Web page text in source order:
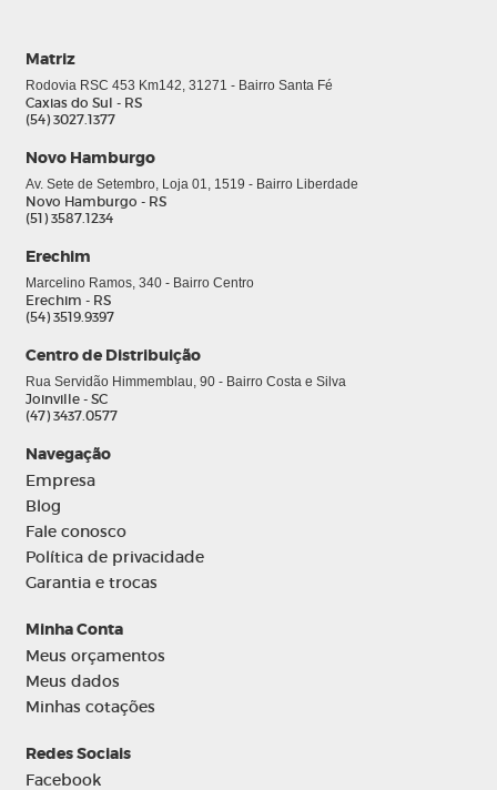
Matriz
Rodovia RSC 453 Km142, 31271 - Bairro Santa Fé
Caxias do Sul - RS
(54) 3027.1377
Novo Hamburgo
Av. Sete de Setembro, Loja 01, 1519 - Bairro Liberdade
Novo Hamburgo - RS
(51) 3587.1234
Erechim
Marcelino Ramos, 340 - Bairro Centro
Erechim - RS
(54) 3519.9397
Centro de Distribuição
Rua Servidão Himmemblau, 90 - Bairro Costa e Silva
Joinville - SC
(47) 3437.0577
Navegação
Empresa
Blog
Fale conosco
Política de privacidade
Garantia e trocas
Minha Conta
Meus orçamentos
Meus dados
Minhas cotações
Redes Sociais
Facebook